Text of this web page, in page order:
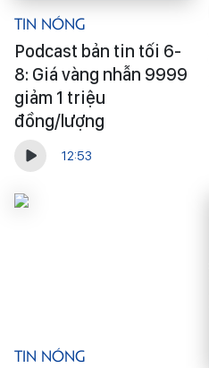
Tin Nóng
Podcast bản tin tối 6-
8: Giá vàng nhẫn 9999
giảm 1 triệu
đồng/lượng
12:53
Tin Nóng